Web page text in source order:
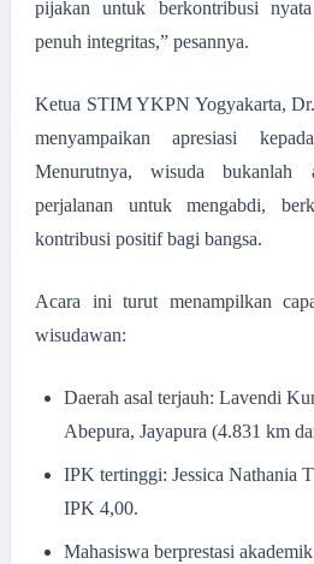
pijakan untuk berkontribusi
penuh integritas,” pesannya.
Ketua STIM YKPN Yogyakarta,
menyampaikan apresiasi
Menurutnya, wisuda bukanlah
perjalanan untuk mengabdi,
kontribusi positif bagi bangsa.
Acara ini turut menampilkan
wisudawan:
Daerah asal terjauh: Lavendi
Abepura, Jayapura (4.831 km
IPK tertinggi: Jessica Nathania
IPK 4,00.
Mahasiswa berprestasi